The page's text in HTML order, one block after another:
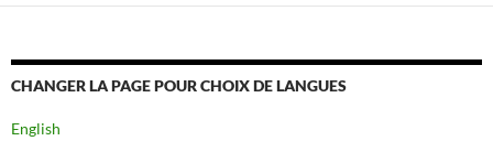
CHANGER LA PAGE POUR CHOIX DE LANGUES
English